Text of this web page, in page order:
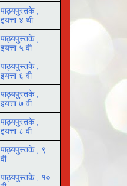
पाठ्यपुस्तके ,
इयत्ता ४ थी
पाठ्यपुस्तके ,
इयत्ता ५ वी
पाठ्यपुस्तके ,
इयत्ता ६ वी
पाठ्यपुस्तके ,
इयत्ता ७ वी
पाठ्यपुस्तके ,
इयत्ता ८ वी
पाठ्यपुस्तके , ९
वी
पाठ्यपुस्तके , १०